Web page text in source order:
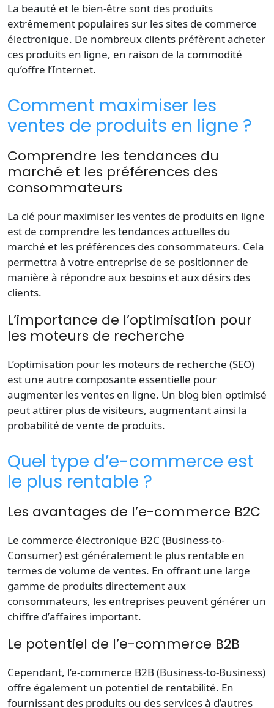
La beauté et le bien-être sont des produits
extrêmement populaires sur les sites de commerce
électronique. De nombreux clients préfèrent acheter
ces produits en ligne, en raison de la commodité
qu’offre l’Internet.
Comment maximiser les
ventes de produits en ligne ?
Comprendre les tendances du
marché et les préférences des
consommateurs
La clé pour maximiser lesventes de produits en ligne
est de comprendre les tendances actuelles du
marché et les préférences des consommateurs. Cela
permettra à votre entreprise de se positionner de
manière à répondre aux besoins et aux désirs des
clients.
L’importance de l’optimisation pour
les moteurs de recherche
L’optimisation pour les moteurs de recherche (SEO)
est une autre composante essentielle pour
augmenter lesventes en ligne. Un blog bien optimisé
peut attirer plus de visiteurs, augmentant ainsi la
probabilité de vente de produits.
Quel type d’e-commerce est
le plus rentable ?
Les avantages de l’e-commerce B2C
Le commerce électronique B2C (Business-to-
Consumer) est généralement le plus rentable en
termes de volume de ventes. En offrant une large
gamme de produits directement aux
consommateurs, les entreprises peuvent générer un
chiffre d’affaires important.
Le potentiel de l’e-commerce B2B
Cependant, l’e-commerce B2B (Business-to-Business)
offre également un potentiel de rentabilité. En
fournissant des produits ou des services à d’autres